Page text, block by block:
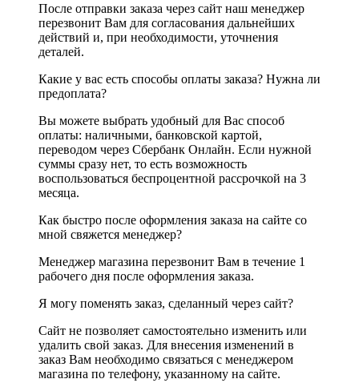
После отправки заказа через сайт наш менеджер
перезвонит Вам для согласования дальнейших
действий и, при необходимости, уточнения
деталей.
Какие у вас есть способы оплаты заказа? Нужна ли
предоплата?
Вы можете выбрать удобный для Вас способ
оплаты: наличными, банковской картой,
переводом через Сбербанк Онлайн. Если нужной
суммы сразу нет, то есть возможность
воспользоваться беспроцентной рассрочкой на 3
месяца.
Как быстро после оформления заказа на сайте со
мной свяжется менеджер?
Менеджер магазина перезвонит Вам в течение 1
рабочего дня после оформления заказа.
Я могу поменять заказ, сделанный через сайт?
Сайт не позволяет самостоятельно изменить или
удалить свой заказ. Для внесения изменений в
заказ Вам необходимо связаться с менеджером
магазина по телефону, указанному на сайте.